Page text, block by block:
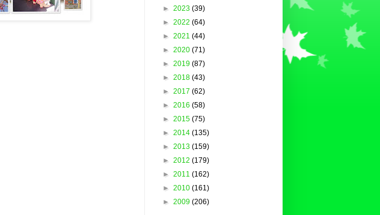
► 2023 (39)
► 2022 (64)
► 2021 (44)
► 2020 (71)
► 2019 (87)
► 2018 (43)
► 2017 (62)
► 2016 (58)
► 2015 (75)
► 2014 (135)
► 2013 (159)
► 2012 (179)
► 2011 (162)
► 2010 (161)
► 2009 (206)